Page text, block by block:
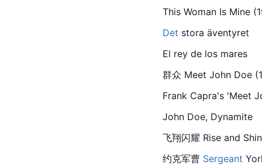
This Woman Is Mine
Det stora äventyret
El rey de los mares
群众 Meet John Doe
Frank Capra's 'Meet
John Doe, Dynamite
飞翔闪耀 Rise and
约克军曹 Sergeant